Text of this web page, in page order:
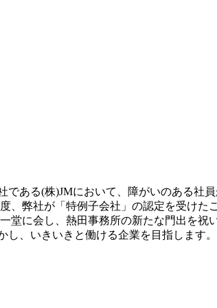
ある(株)JMにおいて、障がいのある社
弊社が「特例子会社」の認定を受け
に会し、熱田事務所の新たな門出を
、いきいきと働ける企業を目指します。